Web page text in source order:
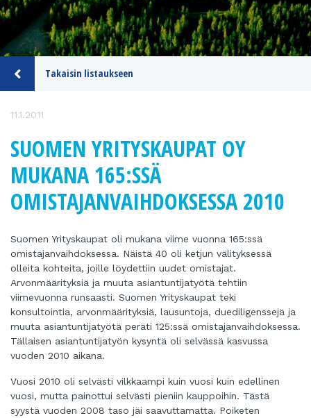
Takaisin listaukseen
11.1.2011
SUOMEN YRITYSKAUPAT OY
MUKANA 165:SSÄ
OMISTAJANVAIHDOKSESSA 2010
Suomen Yrityskaupat oli mukana viime vuonna 165:ssä
omistajanvaihdoksessa. Näistä 40 oli ketjun välityksessä
olleita kohteita, joille löydettiin uudet omistajat.
Arvonmäärityksiä ja muuta asiantuntijatyötä tehtiin
viimevuonna runsaasti. Suomen Yrityskaupat teki
konsultointia, arvonmäärityksiä, lausuntoja, duediligenssejä ja
muuta asiantuntijatyötä peräti 125:ssä omistajanvaihdoksessa.
Tällaisen asiantuntijatyön kysyntä oli selvässä kasvussa
vuoden 2010 aikana.
Vuosi 2010 oli selvästi vilkkaampi kuin vuosi kuin edellinen
vuosi, mutta painottui selvästi pieniin kauppoihin. Tästä
syystä vuoden 2008 taso jäi saavuttamatta. Poiketen